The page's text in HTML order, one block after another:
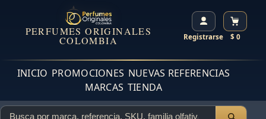
PERFUMES ORIGINALES
COLOMBIA Registrarse $ 0
INICIO PROMOCIONES NUEVAS REFERENCIAS
MARCAS TIENDA